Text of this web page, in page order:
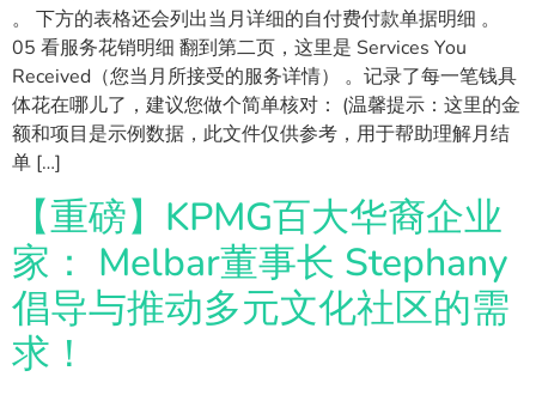
。 下方的表格还会列出当月详细的自付费付款单据明细 。
05 看服务花销明细 翻到第二页，这里是 Services You
Received（您当月所接受的服务详情） 。记录了每一笔钱具
体花在哪儿了，建议您做个简单核对： (温馨提示：这里的金
额和项目是示例数据，此文件仅供参考，用于帮助理解月结
单 […]
【重磅】KPMG百大华裔企业
家： Melbar董事长 Stephany
倡导与推动多元文化社区的需
求！